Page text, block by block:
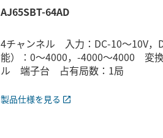
AJ65SBT-64AD
4チャンネル 入力：DC-10～10V
能）：0～4000，-4000～4000 変
ル 端子台 占有局数：1局
製品仕様を見る